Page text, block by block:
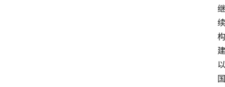
继
续
构
建
以
国